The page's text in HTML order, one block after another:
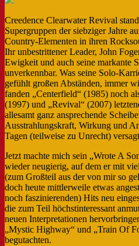
Creedence Clearwater Revival
Supergruppen der siebziger Jahre
Country-Elementen in ihren
Ihr unbestrittener Leader, John
Ewigkeit und auch seine markante
unverkennbar. Was seine Solo-
gefühlt großen Abständen, immer
fanden „Centerfield“ (1985) noch
(1997) und „Revival“ (2007)
allesamt ganz ansprechende
Ausstrahlungskraft, Wirkung und
Tagen (teilweise zu Unrecht)
Jetzt machte mich sein „Wrote A
wieder neugierig, auf dem er mit
(zum Großteil aus der von mir so
doch heute mittlerweile etwas
noch faszinierenden) Hits neu
die zum Teil höchstinteressant
neuen Interpretationen
„Mystic Highway“ und „Train Of
begutachten.